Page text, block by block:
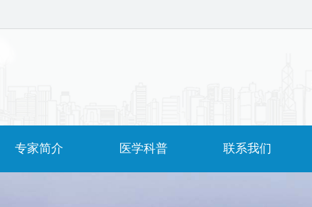
专家简介 医学科普 联系我们